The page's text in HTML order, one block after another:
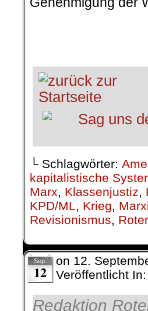
└ Schlagwörter:
kapitalistische
Marx, Klassenjustiz,
KPD/ML, Krieg,
Revisionismus,
Sep.
12
on 12.
Veröffentlicht In:
Redaktion